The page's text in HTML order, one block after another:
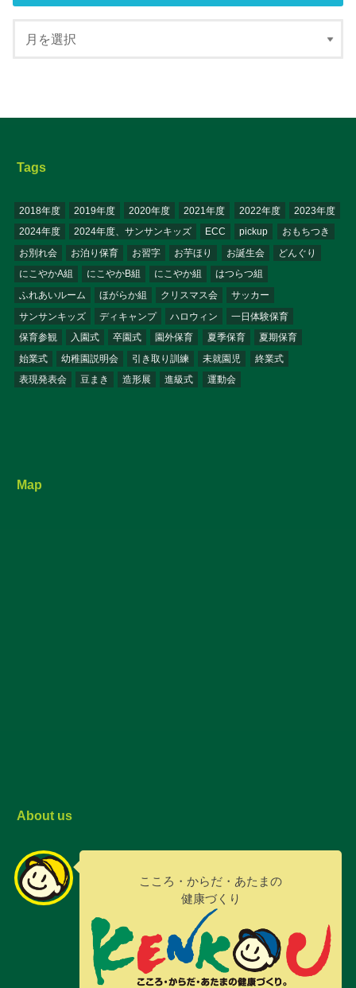
Tags
2018年度 2019年度 2020年度 2021年度 2022年度
2023年度
2024年度
2024年度、サンサンキッズ ECC pickup
おもちつき
お別れ会
お泊り保育 お習字 お芋ほり お誕生会
どんぐり
にこやかA組
にこやかB組 にこやか組
はつらつ組
ふれあいルーム
ほがらか組 クリスマス会
サッカー
サンサンキッズ
ディキャンプ ハロウィン
一日体験保育
保育参観
入園式 卒園式 園外保育 夏季保育
夏期保育
始業式
幼稚園説明会 引き取り訓練 未就園児
終業式
表現発表会
豆まき 造形展 進級式 運動会
Map
About us
こころ・からだ・あたまの
健康づくり